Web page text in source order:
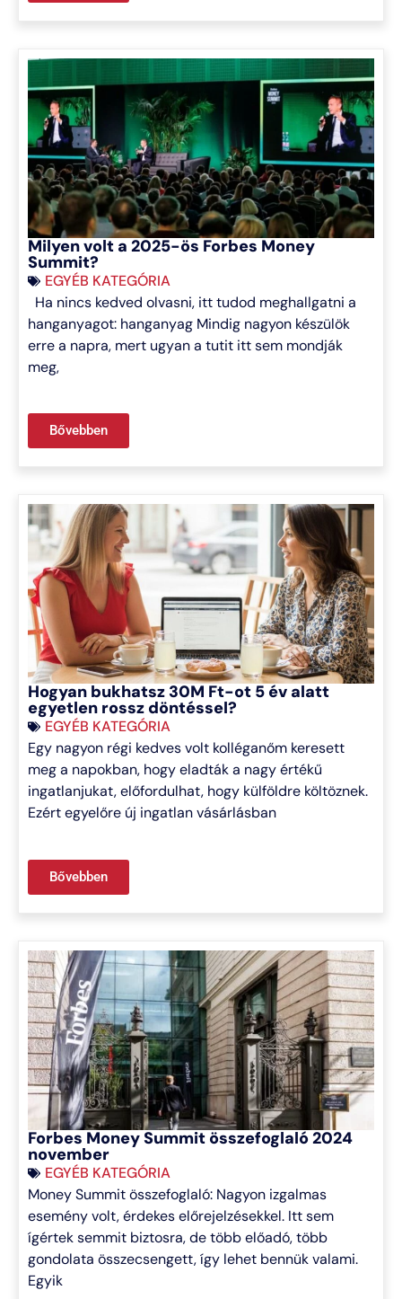
Milyen volt a 2025-ös Forbes Money
Summit?
EGYÉB KATEGÓRIA
Ha nincs kedved olvasni, itt tudod meghallgatni a
hanganyagot: hanganyag Mindig nagyon készülök
erre a napra, mert ugyan a tutit itt sem mondják
meg,
Bővebben
Hogyan bukhatsz 30M Ft-ot 5 év alatt
egyetlen rossz döntéssel?
EGYÉB KATEGÓRIA
Egy nagyon régi kedves volt kolléganőm keresett
meg a napokban, hogy eladták a nagy értékű
ingatlanjukat, előfordulhat, hogy külföldre költöznek.
Ezért egyelőre új ingatlan vásárlásban
Bővebben
Forbes Money Summit összefoglaló 2024
november
EGYÉB KATEGÓRIA
Money Summit összefoglaló: Nagyon izgalmas
esemény volt, érdekes előrejelzésekkel. Itt sem
ígértek semmit biztosra, de több előadó, több
gondolata összecsengett, így lehet bennük valami.
Egyik